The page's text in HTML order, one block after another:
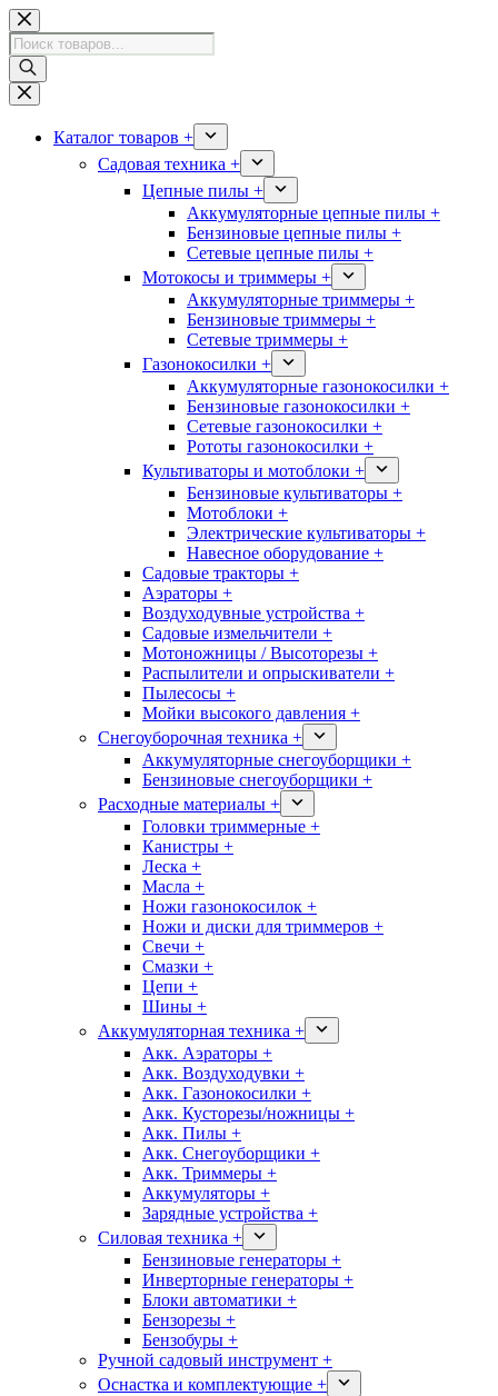
Перейти
к
сути
Поиск
товаров
Каталог товаров +
Садовая техника +
Цепные пилы +
Аккумуляторные цепные пилы +
Бензиновые цепные пилы +
Сетевые цепные пилы +
Мотокосы и триммеры +
Аккумуляторные триммеры +
Бензиновые триммеры +
Сетевые триммеры +
Газонокосилки +
Аккумуляторные газонокосилки +
Бензиновые газонокосилки +
Сетевые газонокосилки +
Рототы газонокосилки +
Культиваторы и мотоблоки +
Бензиновые культиваторы +
Мотоблоки +
Электрические культиваторы +
Навесное оборудование +
Садовые тракторы +
Аэраторы +
Воздуходувные устройства +
Садовые измельчители +
Мотоножницы / Высоторезы +
Распылители и опрыскиватели +
Пылесосы +
Мойки высокого давления +
Снегоуборочная техника +
Аккумуляторные снегоуборщики +
Бензиновые снегоуборщики +
Расходные материалы +
Головки триммерные +
Канистры +
Леска +
Масла +
Ножи газонокосилок +
Ножи и диски для триммеров +
Свечи +
Смазки +
Цепи +
Шины +
Аккумуляторная техника +
Акк. Аэраторы +
Акк. Воздуходувки +
Акк. Газонокосилки +
Акк. Кусторезы/ножницы +
Акк. Пилы +
Акк. Снегоуборщики +
Акк. Триммеры +
Аккумуляторы +
Зарядные устройства +
Силовая техника +
Бензиновые генераторы +
Инверторные генераторы +
Блоки автоматики +
Бензорезы +
Бензобуры +
Ручной садовый инструмент +
Оснастка и комплектующие +